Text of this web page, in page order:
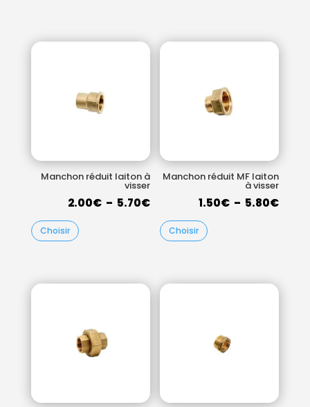
6.00€
Manchon réduit laiton à
visser
2.00€ – 5.70€Plage
de
prix :
5.70€
Choisir
Manchon réduit MF laiton
à visser
1.50€ – 5.80€
Choisir